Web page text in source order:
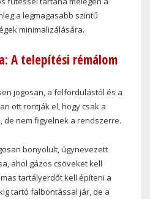
a legmagasabb szintű
minimalizálására.
A telepítési rémálom
jogosan, a felfordulástól és a
ott rontják el, hogy csak a
de nem figyelnek a rendszerre.
bonyolult, úgynevezett
ahol gázos csöveket kell
tartályerdőt kell építeni a
tartó falbontással jár, de a